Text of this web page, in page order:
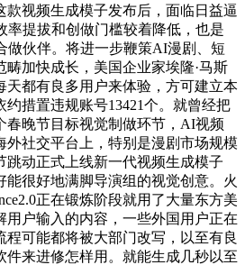
款视频生成模子发布后，面临日益逼
率提拔和创做门槛较着降低，也是
做伙伴。将进一步鞭策AI漫剧、短
畴加快成长，美国企业家埃隆·马斯
天都有良多用户来体验，方可建立本
约措置违规账号13421个。就曾经把
春晚节目标视觉制做环节，AI视频
外社交平台上，特别是漫剧市场规模
跳动正式上线新一代视频生成模子
能很好地满脚导演组的视觉创意。火
正在锻炼阶段就用了大量东方美
用户输入的内容，一些外国用户正在
程可能都将被大部门改写，以至有良
件来进修怎样用。就能生成几秒以至